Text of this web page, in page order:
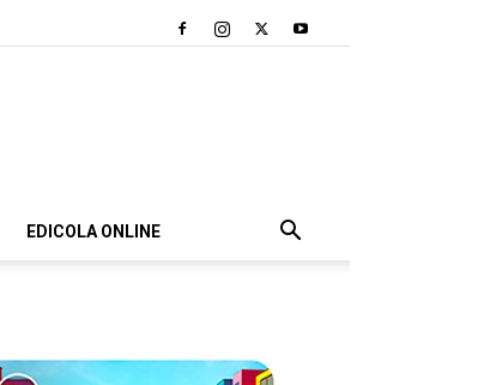
EDICOLA ONLINE